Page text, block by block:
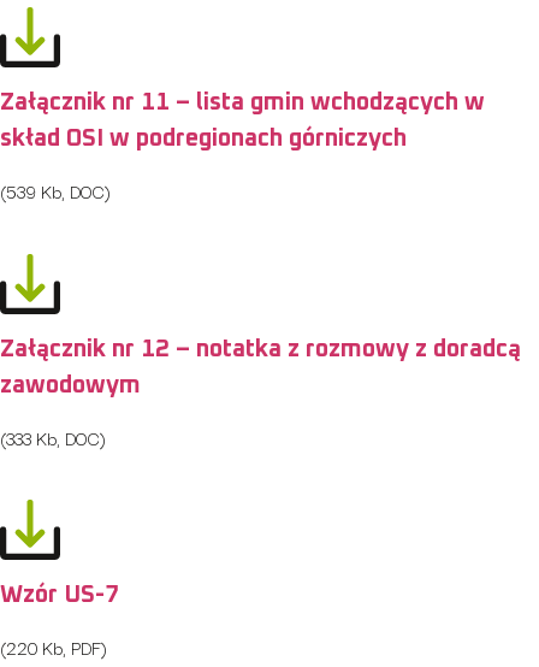
Załącznik nr 11 – lista gmin wchodzących w
skład OSI w podregionach górniczych
(539 Kb, DOC)
Załącznik nr 12 – notatka z rozmowy z doradcą
zawodowym
(333 Kb, DOC)
Wzór US-7
(220 Kb, PDF)